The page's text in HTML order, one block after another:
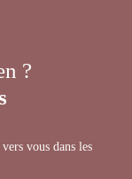
?
vous dans les